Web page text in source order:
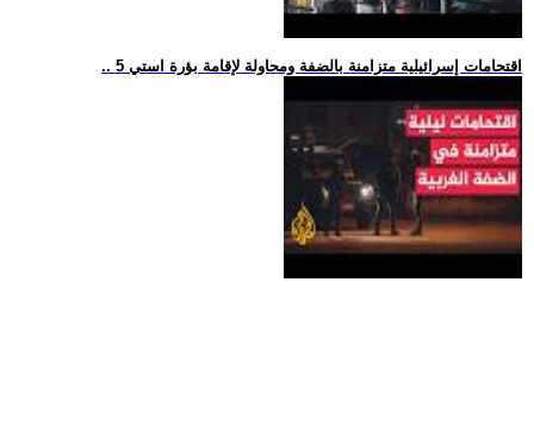
.. 5 اقتحامات إسرائيلية متزامنة بالضفة ومحاولة لإقامة بؤرة استي